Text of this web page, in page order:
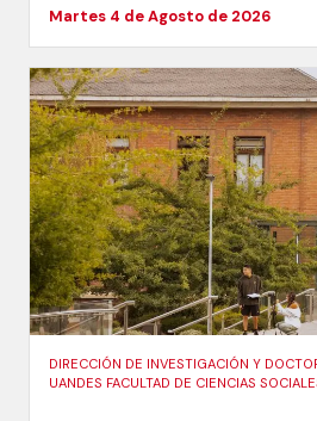
Martes 4 de Agosto de 2026
DIRECCIÓN DE INVESTIGACIÓN Y
UANDES FACULTAD DE CIENCIAS